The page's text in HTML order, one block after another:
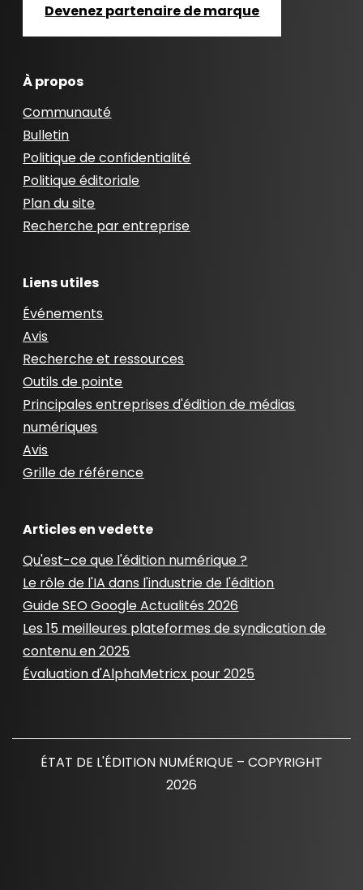
Devenez partenaire de marque
À propos
Communauté
Bulletin
Politique de confidentialité
Politique éditoriale
Plan du site
Recherche par entreprise
Liens utiles
Événements
Avis
Recherche et ressources
Outils de pointe
Principales entreprises d'édition de médias
numériques
Avis
Grille de référence
Articles en vedette
Qu'est-ce que l'édition numérique ?
Le rôle de l'IA dans l'industrie de l'édition
Guide SEO Google Actualités 2026
Les 15 meilleures plateformes de syndication de
contenu en 2025
Évaluation d'AlphaMetricx pour 2025
ÉTAT DE L'ÉDITION NUMÉRIQUE – COPYRIGHT
2026